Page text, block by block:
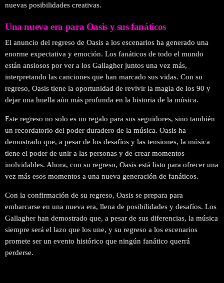
nuevas posibilidades creativas.
Una nueva era para Oasis y sus fanáticos
El anuncio del regreso de Oasis a los escenarios ha generado una
enorme expectativa y emoción. Los fanáticos de todo el mundo
están ansiosos por ver a los Gallagher juntos una vez más,
interpretando las canciones que han marcado sus vidas. Con su
regreso, Oasis tiene la oportunidad de revivir la magia de los 90 y
dejar una huella aún más profunda en la historia de la música.
Este regreso no solo es un regalo para sus seguidores, sino también
un recordatorio del poder duradero de la música. Oasis ha
demostrado que, a pesar de los desafíos y las tensiones, la música
tiene el poder de unir a las personas y de crear momentos
inolvidables. Ahora, con su regreso, Oasis está listo para ofrecer una
vez más esos momentos a una nueva generación de fanáticos.
Con la confirmación de su regreso, Oasis se prepara para
embarcarse en una nueva era, llena de posibilidades y desafíos. Los
Gallagher han demostrado que, a pesar de sus diferencias, la música
siempre será el lazo que los une, y su regreso a los escenarios
promete ser un evento histórico que ningún fanático querrá
perderse.